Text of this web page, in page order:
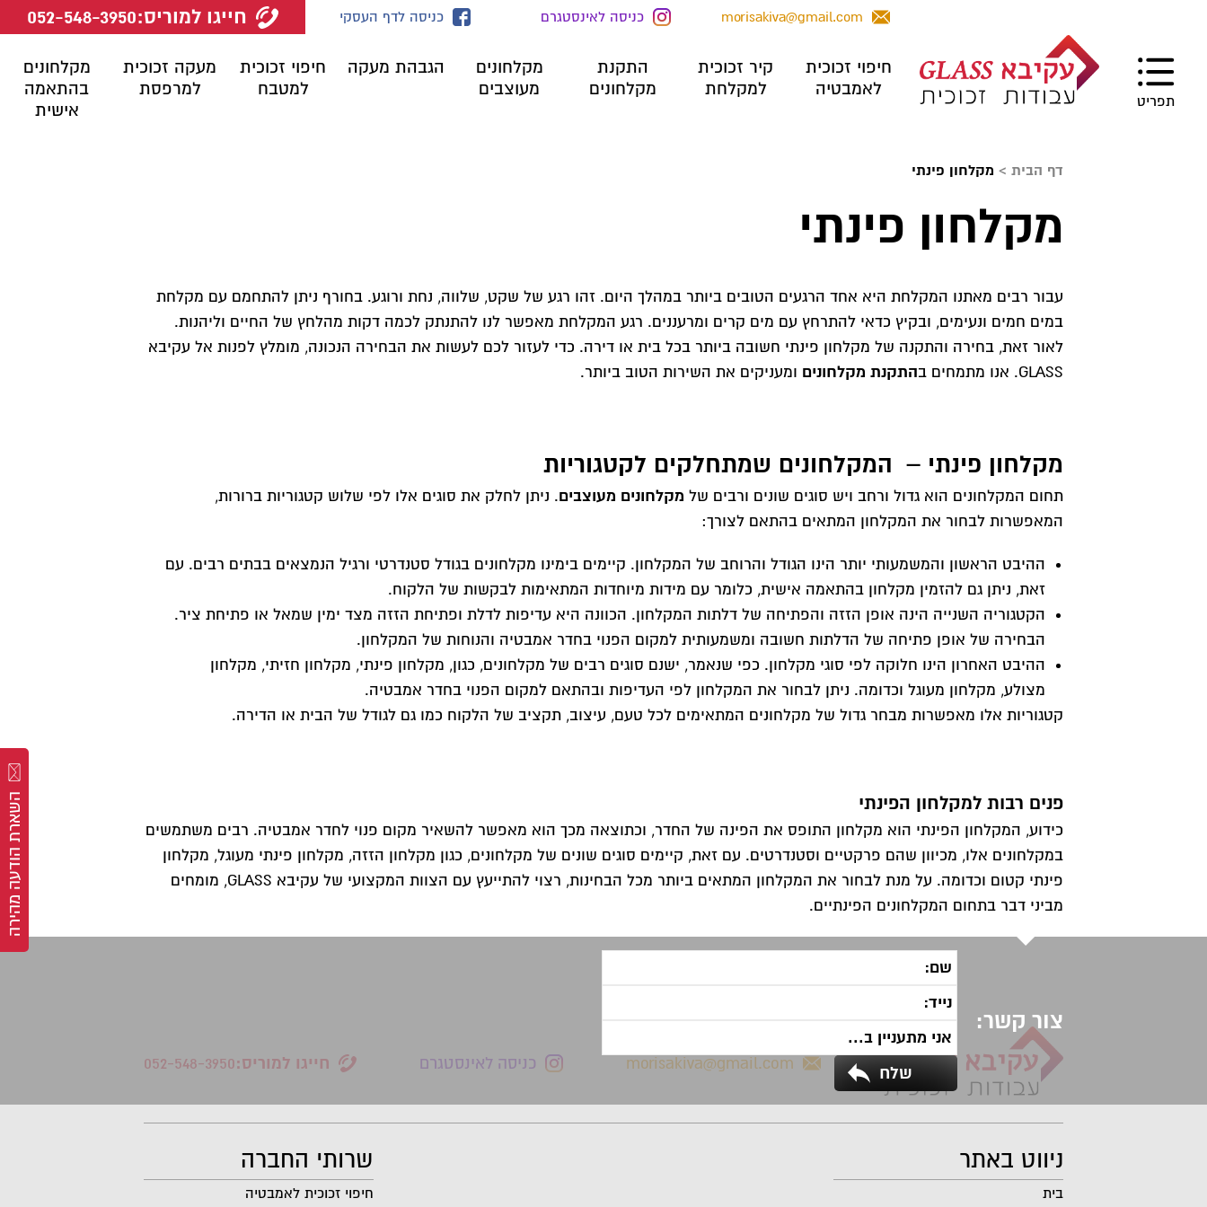
תפריט
morisakiva@gmail.com כניסה לאינסטגרם כניסה לדף העסקי חייגו למוריס:052-548-3950
חיפוי זכוכית
לאמבטיה
קיר זכוכית
למקלחת
התקנת
מקלחונים
מקלחונים
מעוצבים
הגבהת מעקה
חיפוי זכוכית
למטבח
מעקה זכוכית
למרפסת
מקלחונים
בהתאמה
אישית
דף הבית > מקלחון פינתי
מקלחון פינתי
עבור רבים מאתנו המקלחת היא אחד הרגעים הטובים ביותר במהלך היום. זהו רגע של שקט, שלווה, נחת ורוגע. בחורף ניתן להתחמם עם מקלחת
במים חמים ונעימים, ובקיץ כדאי להתרחץ עם מים קרים ומרעננים. רגע המקלחת מאפשר לנו להתנתק לכמה דקות מהלחץ של החיים וליהנות.
לאור זאת, בחירה והתקנה של מקלחון פינתי חשובה ביותר בכל בית או דירה. כדי לעזור לכם לעשות את הבחירה הנכונה, מומלץ לפנות אל עקיבא
GLASS. אנו מתמחים ב
התקנת מקלחונים ומעניקים את השירות הטוב ביותר.
מקלחון פינתי – המקלחונים שמתחלקים לקטגוריות
תחום המקלחונים הוא גדול ורחב ויש סוגים שונים ורבים של מקלחונים מעוצבים. ניתן לחלק את סוגים אלו לפי שלוש קטגוריות ברורות,
המאפשרות לבחור את המקלחון המתאים בהתאם לצורך:
ההיבט הראשון והמשמעותי יותר הינו הגודל והרוחב של המקלחון. קיימים בימינו מקלחונים בגודל סטנדרטי ורגיל הנמצאים בבתים רבים. עם
זאת, ניתן גם להזמין מקלחון בהתאמה אישית, כלומר עם מידות מיוחדות המתאימות לבקשות של הלקוח.
הקטגוריה השנייה הינה אופן הזזה והפתיחה של דלתות המקלחון. הכוונה היא עדיפות לדלת ופתיחת הזזה מצד ימין שמאל או פתיחת ציר.
הבחירה של אופן פתיחה של הדלתות חשובה ומשמעותית למקום הפנוי בחדר אמבטיה והנוחות של המקלחון.
ההיבט האחרון הינו חלוקה לפי סוגי מקלחון. כפי שנאמר, ישנם סוגים רבים של מקלחונים, כגון, מקלחון פינתי, מקלחון חזיתי, מקלחון
מצולע, מקלחון מעוגל וכדומה. ניתן לבחור את המקלחון לפי העדיפות ובהתאם למקום הפנוי בחדר אמבטיה.
קטגוריות אלו מאפשרות מבחר גדול של מקלחונים המתאימים לכל טעם, עיצוב, תקציב של הלקוח כמו גם לגודל של הבית או הדירה.
פנים רבות למקלחון הפינתי
כידוע, המקלחון הפינתי הוא מקלחון התופס את הפינה של החדר, וכתוצאה מכך הוא מאפשר להשאיר מקום פנוי לחדר אמבטיה. רבים משתמשים
במקלחונים אלו, מכיוון שהם פרקטיים וסטנדרטים. עם זאת, קיימים סוגים שונים של מקלחונים, כגון מקלחון הזזה, מקלחון פינתי מעוגל, מקלחון
פינתי קטום וכדומה. על מנת לבחור את המקלחון המתאים ביותר מכל הבחינות, רצוי להתייעץ עם הצוות המקצועי של עקיבא GLASS, מומחים
מביני דבר בתחום המקלחונים הפינתיים.
השארת הודעה מהירה
צור קשר:
morisakiva@gmail.com כניסה לאינסטגרם חייגו למוריס:052-548-3950
ניווט באתר
בית
שרותי החברה
חיפוי זכוכית לאמבטיה